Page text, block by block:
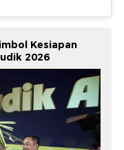
Kesiapan
2026